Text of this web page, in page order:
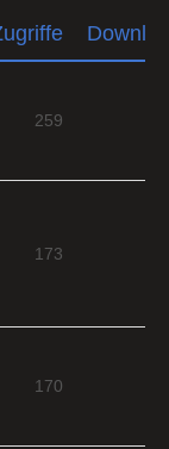
259
173
170